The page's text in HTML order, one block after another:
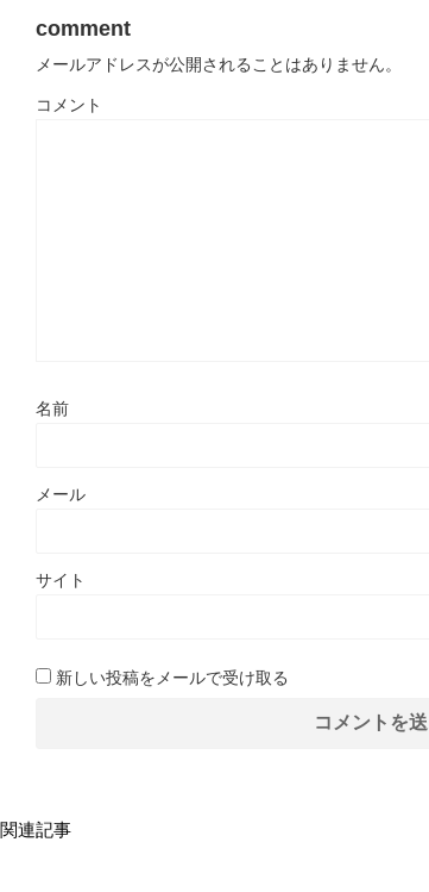
comment
メールアドレスが公開されることはありません。
コメント
名前
メール
サイト
新しい投稿をメールで受け取る
関連記事